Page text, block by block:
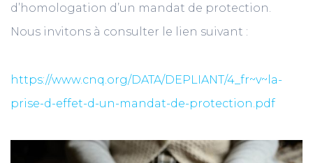
d’homologation d’un mandat de protection.
Nous invitons à consulter le lien suivant :
https://www.cnq.org/DATA/DEPLIANT/4_fr~v~la-
prise-d-effet-d-un-mandat-de-protection.pdf